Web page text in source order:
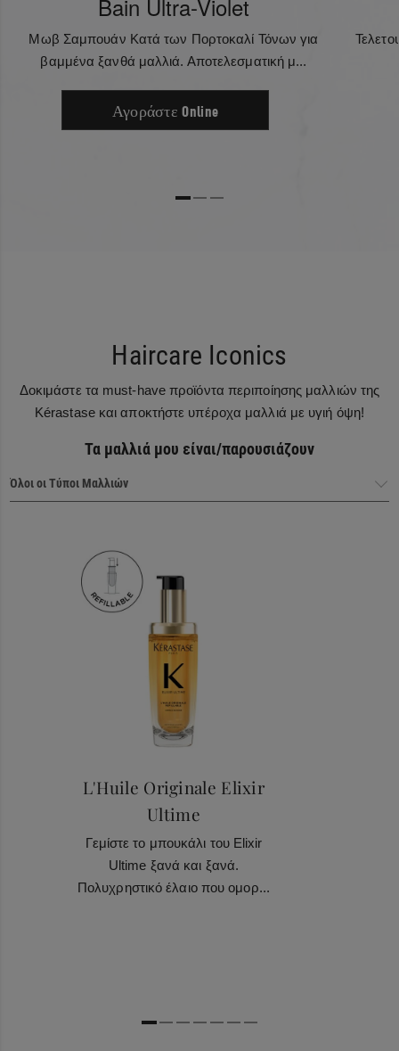
Bain Ultra-Violet
Μωβ Σαμπουάν Κατά των Πορτοκαλί Τόνων για
βαμμένα ξανθά μαλλιά. Αποτελεσματική μ...
Αγοράστε Online
Haircare Iconics
Δοκιμάστε τα must-have προϊόντα περιποίησης μαλλιών της
Kérastase και αποκτήστε υπέροχα μαλλιά με υγιή όψη!
Τα μαλλιά μου είναι/παρουσιάζουν
Haircare Heroes
L'Huile Originale Elixir
Ultime
Γεμίστε το μπουκάλι του Elixir
Ultime ξανά και ξανά.
Πολυχρηστικό έλαιο που ομορ...